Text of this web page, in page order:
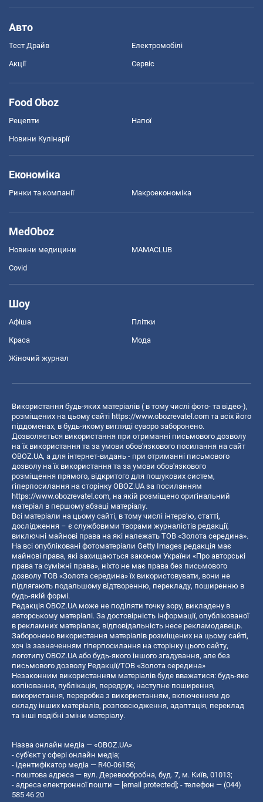
Авто
Тест Драйв Електромобілі
Акції Сервіс
Food Oboz
Рецепти Напої
Новини Кулінарії
Економіка
Ринки та компанії Макроекономіка
MedOboz
Новини медицини MAMACLUB
Covid
Шоу
Афіша Плітки
Краса Мода
Жіночий журнал
Використання будь-яких матеріалів ( в тому числі фото- та відео-),
розміщених на цьому сайті https://www.obozrevatel.com та всіх його
піддоменах, в будь-якому вигляді суворо заборонено.
Дозволяється використання при отриманні письмового дозволу
на їх використання та за умови обов'язкового посилання на сайт
OBOZ.UA, а для інтернет-видань - при отриманні письмового
дозволу на їх використання та за умови обов'язкового
розміщення прямого, відкритого для пошукових систем,
гіперпосилання на сторінку OBOZ.UA за посиланням
https://www.obozrevatel.com, на якій розміщено оригінальний
матеріал в першому абзаці матеріалу.
Всі матеріали на цьому сайті, в тому числі інтерв’ю, статті,
дослідження – є службовими творами журналістів редакції,
виключні майнові права на які належать ТОВ «Золота середина».
На всі опубліковані фотоматеріали Getty Images редакція має
майнові права, які захищаються законом України «Про авторські
права та суміжні права», ніхто не має права без письмового
дозволу ТОВ «Золота середина» їх використовувати, вони не
підлягають подальшому відтворенню, перекладу, поширенню в
будь-якій формі.
Редакція OBOZ.UA може не поділяти точку зору, викладену в
авторському матеріалі. За достовірність інформації, опублікованої
в рекламних матеріалах, відповідальність несе рекламодавець.
Заборонено використання матеріалів розміщених на цьому сайті,
хоч із зазначенням гіперпосилання на сторінку цього сайту,
логотипу OBOZ.UA або будь-якого іншого згадування, але без
письмового дозволу Редакції/ТОВ «Золота середина»
Незаконним використанням матеріалів буде вважатися: будь-яке
копiювання, публiкацiя, передрук, наступне поширення,
використання, переробка з використанням, включенням до
складу інших матеріалів, розповсюдження, адаптація, переклад
та інші подібні зміни матеріалу.
Назва онлайн медіа — «OBOZ.UA»
- суб'єкт у сфері онлайн медіа;
- ідентифікатор медіа — R40-06156;
- поштова адреса — вул. Деревообробна, буд. 7, м. Київ, 01013;
- адреса електронної пошти — [email protected]; - телефон — (044)
585 46 20